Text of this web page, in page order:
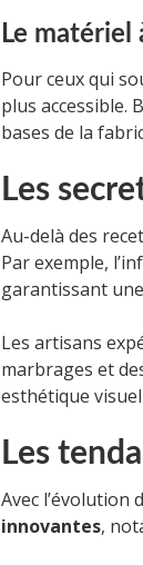
Le
Pour ceux qui
plus accessible.
bases de la
Les
Au-delà des
Par exemple,
garantissant
Les artisans
marbrages et
esthétique
Les
Avec l’évolution
innovantes,